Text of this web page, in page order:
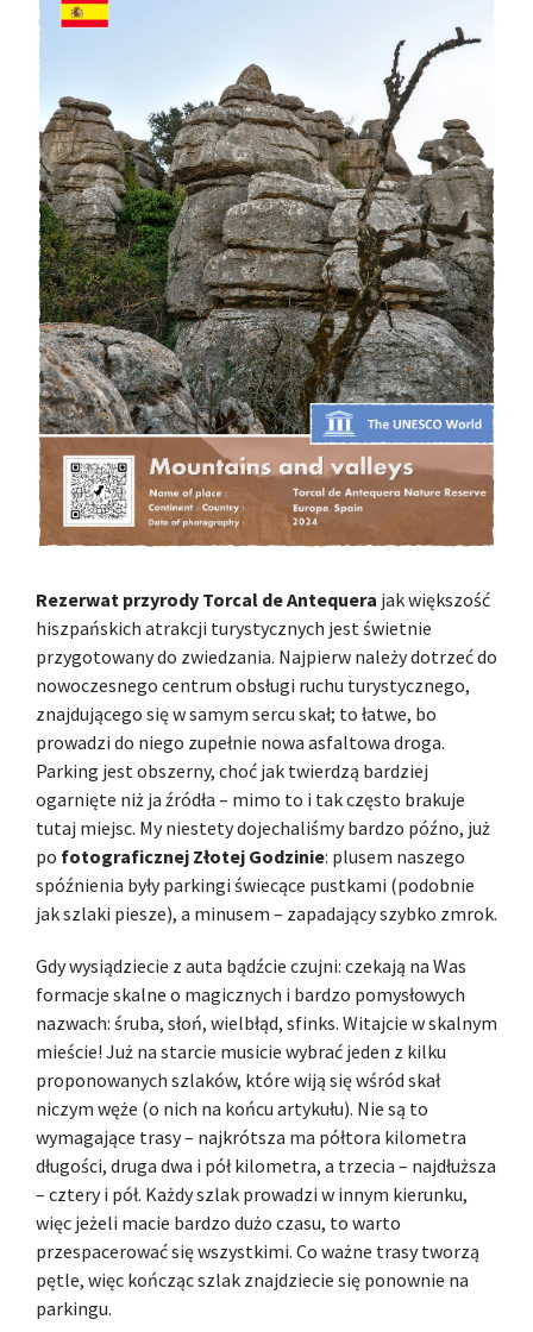
Rezerwat przyrody Torcal de Antequera jak większość
hiszpańskich atrakcji turystycznych jest świetnie
przygotowany do zwiedzania. Najpierw należy dotrzeć do
nowoczesnego centrum obsługi ruchu turystycznego,
znajdującego się w samym sercu skał; to łatwe, bo
prowadzi do niego zupełnie nowa asfaltowa droga.
Parking jest obszerny, choć jak twierdzą bardziej
ogarnięte niż ja źródła – mimo to i tak często brakuje
tutaj miejsc. My niestety dojechaliśmy bardzo późno, już
po fotograficznej Złotej Godzinie: plusem naszego
spóźnienia były parkingi świecące pustkami (podobnie
jak szlaki piesze), a minusem – zapadający szybko zmrok.
Gdy wysiądziecie z auta bądźcie czujni: czekają na Was
formacje skalne o magicznych i bardzo pomysłowych
nazwach: śruba, słoń, wielbłąd, sfinks. Witajcie w skalnym
mieście! Już na starcie musicie wybrać jeden z kilku
proponowanych szlaków, które wiją się wśród skał
niczym węże (o nich na końcu artykułu). Nie są to
wymagające trasy – najkrótsza ma półtora kilometra
długości, druga dwa i pół kilometra, a trzecia – najdłuższa
– cztery i pół. Każdy szlak prowadzi w innym kierunku,
więc jeżeli macie bardzo dużo czasu, to warto
przespacerować się wszystkimi. Co ważne trasy tworzą
pętle, więc kończąc szlak znajdziecie się ponownie na
parkingu.